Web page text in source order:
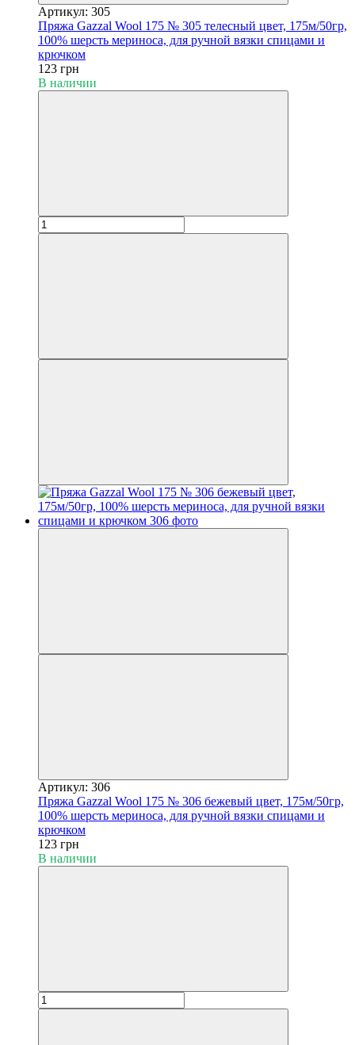
Артикул: 305
Пряжа Gazzal Wool 175 № 305 телесный цвет, 175м/50гр,
100% шерсть мериноса, для ручной вязки спицами и
крючком
123 грн
В наличии
Артикул: 306
Пряжа Gazzal Wool 175 № 306 бежевый цвет, 175м/50гр,
100% шерсть мериноса, для ручной вязки спицами и
крючком
123 грн
В наличии